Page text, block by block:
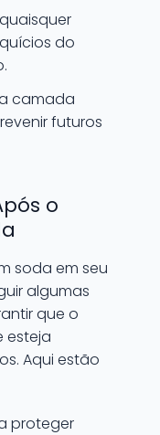
do
camada
futuros
o
soda em seu
algumas
que o
esteja
Aqui estão
proteger